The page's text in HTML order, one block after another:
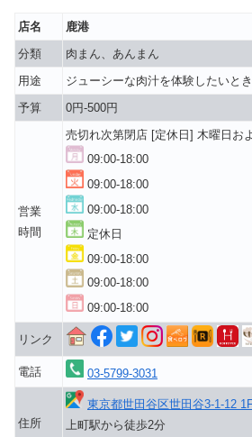
店名
鹿港
分類
肉まん、あんまん
用途
ジューシーな肉汁を体験したいと
予算
0円-500円
営業
時間
売切れ次第閉店 [定休日] 木曜日お
09:00-18:00
09:00-18:00
09:00-18:00
定休日
09:00-18:00
09:00-18:00
09:00-18:00
リンク
電話 03-5799-3031
住所
東京都世田谷区世田谷3-1-12
上町駅から徒歩2分